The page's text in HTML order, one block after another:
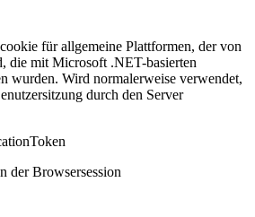
für allgemeine Plattformen, der von
die mit Microsoft .NET-basierten
wurden. Wird normalerweise verwendet,
durch den Server
der Browsersession